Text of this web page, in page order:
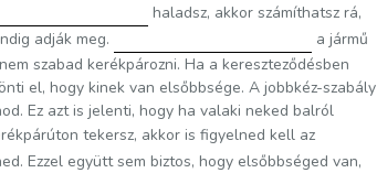
haladsz, akkor számíthatsz rá,
adják meg.
a jármű
szabad kerékpározni. Ha a kereszteződésben
el, hogy kinek van elsőbbsége. A jobbkéz-szabály
Ez azt is jelenti, hogy ha valaki neked balról
tekersz, akkor is figyelned kell az
Ezzel együtt sem biztos, hogy elsőbbséged van,